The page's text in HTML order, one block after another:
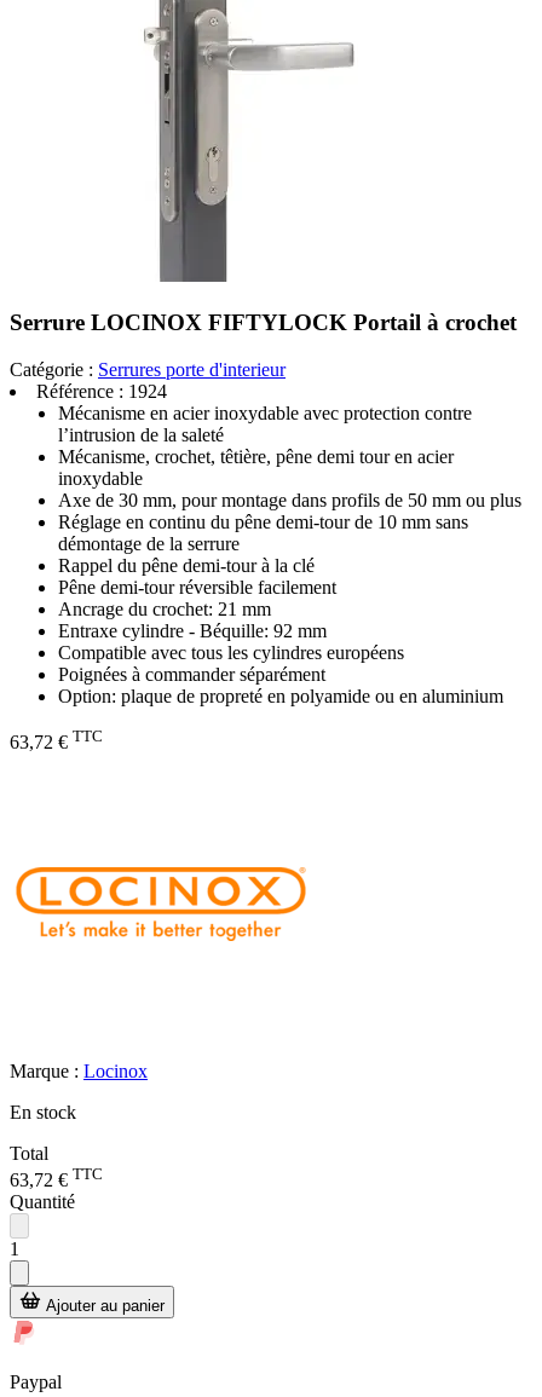
Serrure LOCINOX FIFTYLOCK Portail à crochet
Catégorie : Serrures porte d'interieur
Référence : 1924
Mécanisme en acier inoxydable avec protection contre
l’intrusion de la saleté
Mécanisme, crochet, têtière, pêne demi tour en acier
inoxydable
Axe de 30 mm, pour montage dans profils de 50 mm ou plus
Réglage en continu du pêne demi-tour de 10 mm sans
démontage de la serrure
Rappel du pêne demi-tour à la clé
Pêne demi-tour réversible facilement
Ancrage du crochet: 21 mm
Entraxe cylindre - Béquille: 92 mm
Compatible avec tous les cylindres européens
Poignées à commander séparément
Option: plaque de propreté en polyamide ou en aluminium
63,72 € TTC
Marque : Locinox
En stock
Total
63,72 € TTC
Quantité
1
Ajouter au panier
Paypal